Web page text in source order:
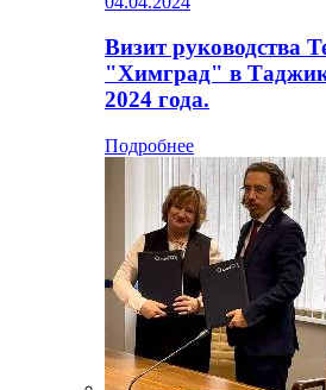
Визит руководства
"Химград" в
2024 года.
Подробнее